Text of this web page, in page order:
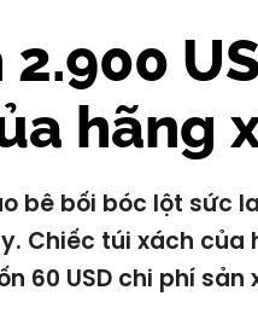
hãng
bê bối bóc lột sức
Chiếc túi xách của
60 USD chi phí sản